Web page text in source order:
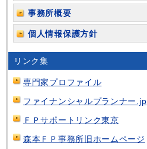
事務所概要
個人情報保護方針
リンク集
専門家プロファイル
ファイナンシャルプランナー.jp
ＦＰサポートリンク東京
森本ＦＰ事務所旧ホームページ